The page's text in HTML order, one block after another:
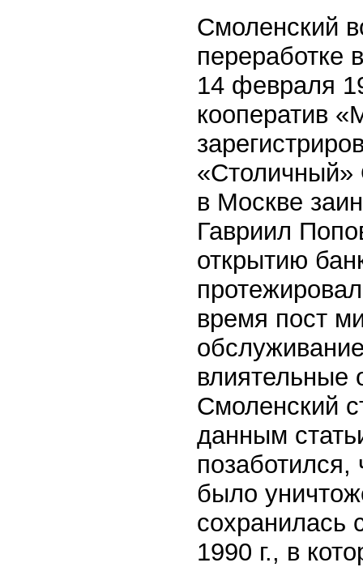
Смоленский
переработке
14 февраля
кооператив
«Столичный»
в Москве
Гавриил
открытию
время пост
влиятельные
Смоленский
данным
было
сохранилась
1990 г., в